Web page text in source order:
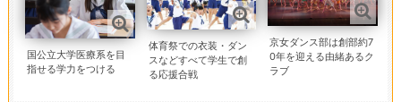
国公立大学医療系を目
指せる学力をつける
体育祭での衣装・ダン
スなどすべて学生で創
る応援合戦
京女ダンス部は創部約7
0年を迎える由緒あるク
ラブ